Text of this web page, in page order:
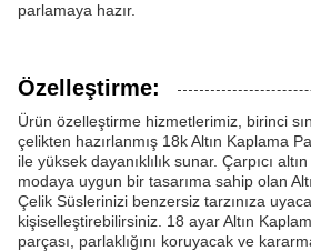
parlamaya hazır.
Özelleştirme:
Ürün özelleştirme hizmetlerimiz, birinci
çelikten hazırlanmış 18k Altın Kaplama
ile yüksek dayanıklılık sunar. Çarpıcı
modaya uygun bir tasarıma sahip olan
Çelik Süslerinizi benzersiz tarzınıza
kişiselleştirebilirsiniz. 18 ayar Altın
parçası, parlaklığını koruyacak ve